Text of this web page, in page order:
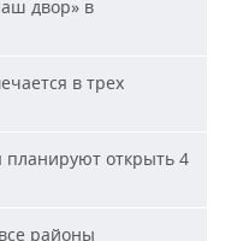
двор» в
в трех
планируют открыть 4
районы